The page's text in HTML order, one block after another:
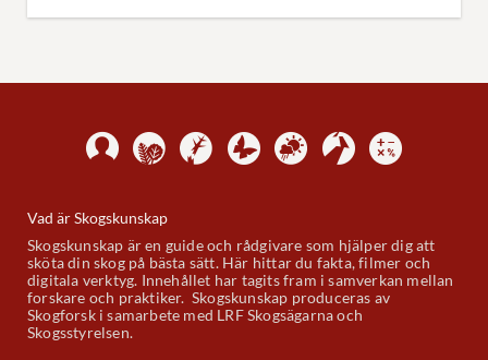
Vad är Skogskunskap
Skogskunskap är en guide och rådgivare som hjälper dig att
sköta din skog på bästa sätt. Här hittar du fakta, filmer och
digitala verktyg. Innehållet har tagits fram i samverkan mellan
forskare och praktiker. Skogskunskap produceras av
Skogforsk i samarbete med LRF Skogsägarna och
Skogsstyrelsen.